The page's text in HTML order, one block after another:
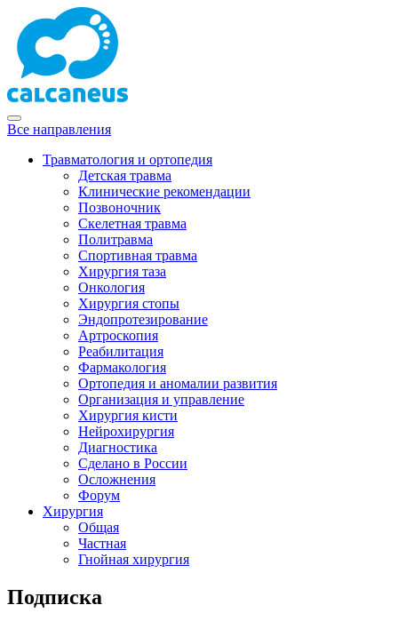
Все направления
Травматология и ортопедия
Детская травма
Клинические рекомендации
Позвоночник
Скелетная травма
Политравма
Спортивная травма
Хирургия таза
Онкология
Хирургия стопы
Эндопротезирование
Артроскопия
Реабилитация
Фармакология
Ортопедия и аномалии развития
Организация и управление
Хирургия кисти
Нейрохирургия
Диагностика
Сделано в России
Осложнения
Форум
Хирургия
Общая
Частная
Гнойная хирургия
Подписка